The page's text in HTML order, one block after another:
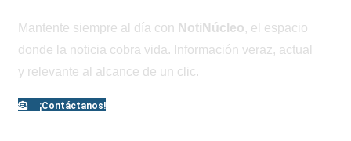
Mantente siempre al día con NotiNúcleo, el espacio
donde la noticia cobra vida. Información veraz, actual
y relevante al alcance de un clic.
¡Contáctanos!